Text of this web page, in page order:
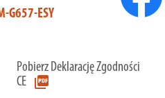
G657-ESY
Pobierz Deklarację Zgodności
CE picture_as_pdf